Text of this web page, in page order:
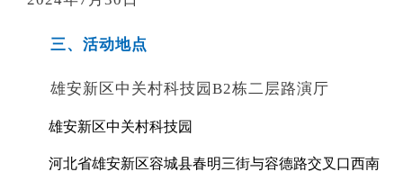
三、活动地点
雄安新区中关村科技园B2栋二层路演厅
雄安新区中关村科技园
河北省雄安新区容城县春明三街与容德路交叉口西南